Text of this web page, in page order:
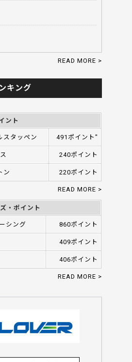
READ MORE >
キング
ント
スタッペン 491ポイント"
240ポイント
ン 220ポイント
READ MORE >
・ポイント
シング 860ポイント
409ポイント
406ポイント
READ MORE >